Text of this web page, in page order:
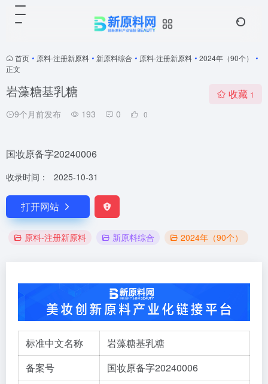
首页 • 原料-注册新原料 • 新原料综合 • 原料-注册新原料 • 2024年（90个）
•
正文
岩藻糖基乳糖
9个月前发布 193 0 0
收藏 1
国妆原备字20240006
收录时间： 2025-10-31
打开网站
原料-注册新原料 新原料综合 2024年（90个）
标准中文名称
岩藻糖基乳糖
备案号
国妆原备字20240006